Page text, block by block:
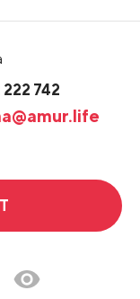
222 742